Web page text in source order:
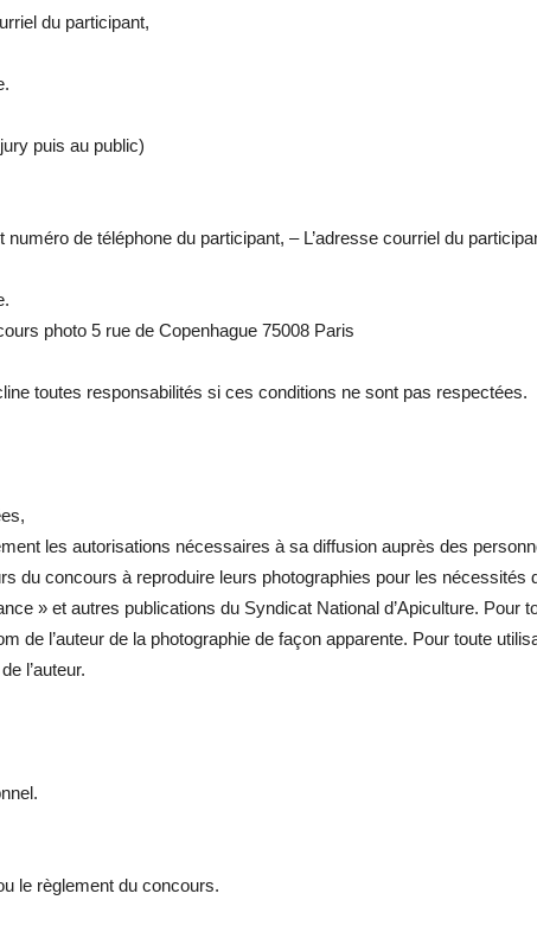
du participant,
puis au public)
de téléphone du participant, – L’adresse courriel du
photo 5 rue de Copenhague 75008 Paris
toutes responsabilités si ces conditions ne sont pas respectées.
les autorisations nécessaires à sa diffusion auprès des
du concours à reproduire leurs photographies pour les nécessités
» et autres publications du Syndicat National d’Apiculture. Pour
de l’auteur de la photographie de façon apparente. Pour toute
l’auteur.
le règlement du concours.